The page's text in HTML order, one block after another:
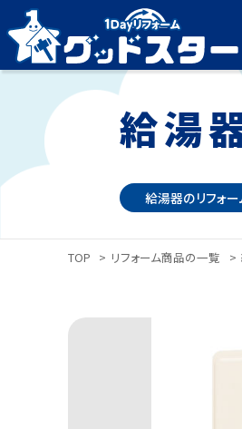
給湯
給湯器のリフォー
TOP > リフォーム商品の一覧 >